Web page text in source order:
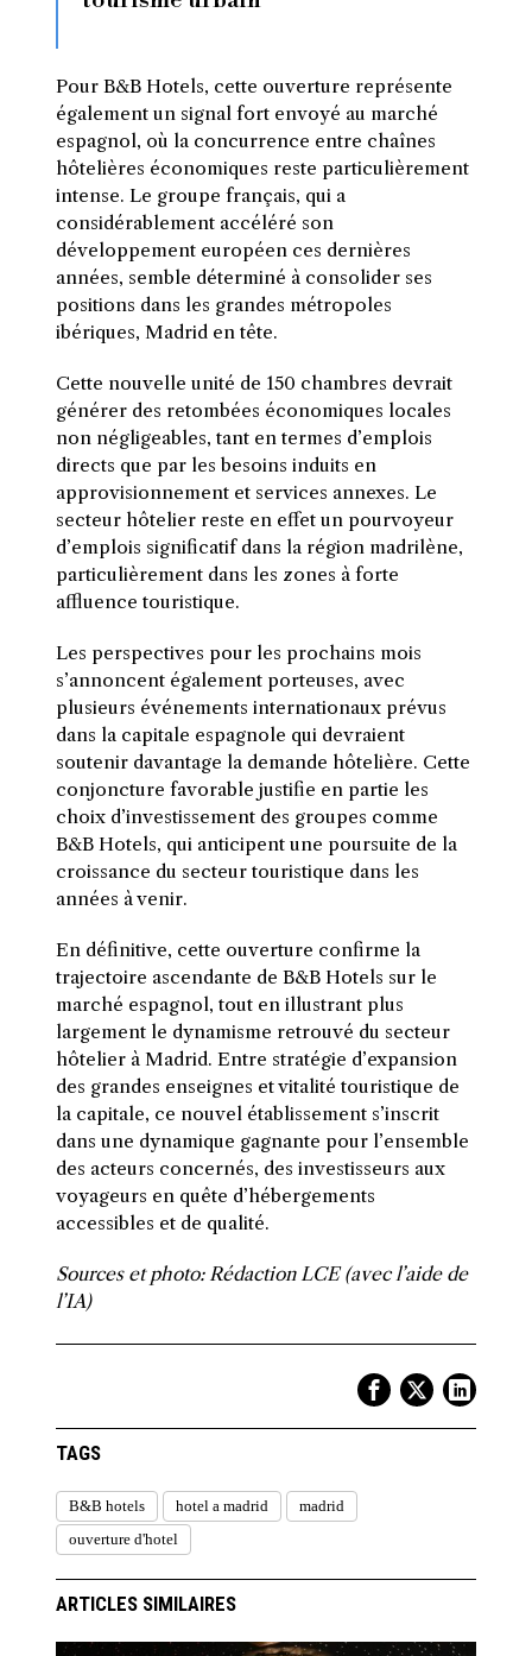
Pour B&B Hotels, cette ouverture représente
également un signal fort envoyé au marché
espagnol, où la concurrence entre chaînes
hôtelières économiques reste particulièrement
intense. Le groupe français, qui a
considérablement accéléré son
développement européen ces dernières
années, semble déterminé à consolider ses
positions dans les grandes métropoles
ibériques, Madrid en tête.
Cette nouvelle unité de 150 chambres devrait
générer des retombées économiques locales
non négligeables, tant en termes d’emplois
directs que par les besoins induits en
approvisionnement et services annexes. Le
secteur hôtelier reste en effet un pourvoyeur
d’emplois significatif dans la région madrilène,
particulièrement dans les zones à forte
affluence touristique.
Les perspectives pour les prochains mois
s’annoncent également porteuses, avec
plusieurs événements internationaux prévus
dans la capitale espagnole qui devraient
soutenir davantage la demande hôtelière. Cette
conjoncture favorable justifie en partie les
choix d’investissement des groupes comme
B&B Hotels, qui anticipent une poursuite de la
croissance du secteur touristique dans les
années à venir.
En définitive, cette ouverture confirme la
trajectoire ascendante de B&B Hotels sur le
marché espagnol, tout en illustrant plus
largement le dynamisme retrouvé du secteur
hôtelier à Madrid. Entre stratégie d’expansion
des grandes enseignes et vitalité touristique de
la capitale, ce nouvel établissement s’inscrit
dans une dynamique gagnante pour l’ensemble
des acteurs concernés, des investisseurs aux
voyageurs en quête d’hébergements
accessibles et de qualité.
Sources et photo: Rédaction LCE (avec l’aide de
l’IA)
TAGS
B&B hotels hotel a madrid
madrid
ouverture d'hotel
ARTICLES SIMILAIRES